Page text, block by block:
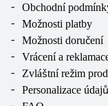
Obchodní
Možnosti platby
Možnosti doručení
Vrácení a
Zvláštní režim
Personalizace údajů